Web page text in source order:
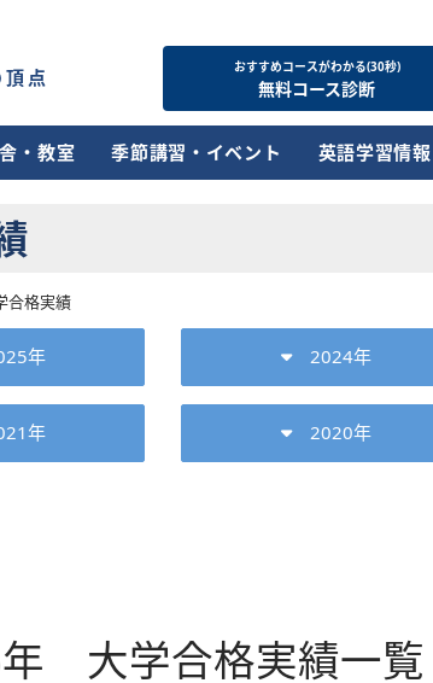
点 おすすめコースがわかる(30秒)
無料コース診断
・教室 季節講習・イベント 英語学習情報
合格実績
年 2024年
年 2020年
大学合格実績一覧